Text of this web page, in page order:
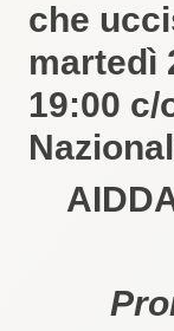
che
martedì
19:00 c/